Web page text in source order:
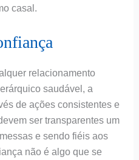
casal.
relacionamento
saudável, a
de ações consistentes e
ser transparentes um
e sendo fiéis aos
não é algo que se